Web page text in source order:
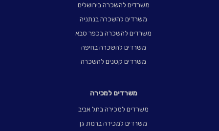
משרדים להשכרה בירושלים
משרדים להשכרה בנתניה
משרדים להשכרה בכפר סבא
משרדים להשכרה בחיפה
משרדים קטנים להשכרה
משרדים למכירה
משרדים למכירה בתל אביב
משרדים למכירה ברמת גן